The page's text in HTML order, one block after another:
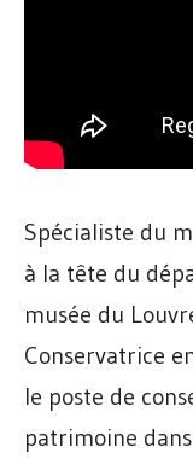
Spécialiste du
à la tête du
musée du
Conservatrice
le poste de
patrimoine